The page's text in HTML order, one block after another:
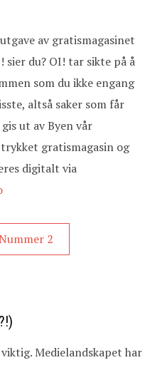
av gratismagasinet
sier du? OI! tar sikte på å
som du ikke engang
altså saker som får
ut av Byen vår
gratismagasin og
digitalt via
2
Medielandskapet har